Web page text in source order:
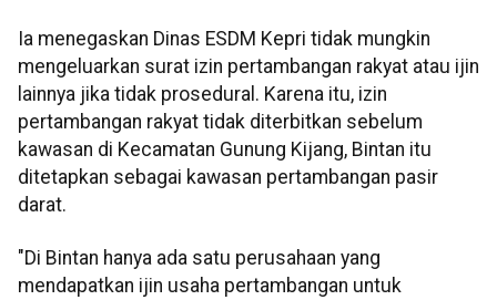
Ia menegaskan Dinas ESDM Kepri tidak mungkin
mengeluarkan surat izin pertambangan rakyat atau ijin
lainnya jika tidak prosedural. Karena itu, izin
pertambangan rakyat tidak diterbitkan sebelum
kawasan di Kecamatan Gunung Kijang, Bintan itu
ditetapkan sebagai kawasan pertambangan pasir
darat.
"Di Bintan hanya ada satu perusahaan yang
mendapatkan ijin usaha pertambangan untuk